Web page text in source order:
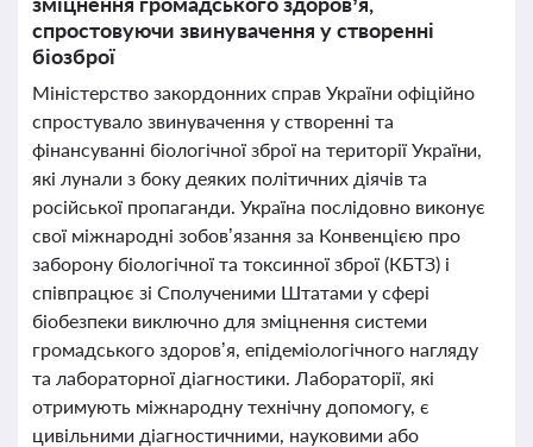
спростовуючи звинувачення у створенні
біозброї
Міністерство закордонних справ України офіційно
спростувало звинувачення у створенні та
фінансуванні біологічної зброї на території України,
які лунали з боку деяких політичних діячів та
російської пропаганди. Україна послідовно виконує
свої міжнародні зобов’язання за Конвенцією про
заборону біологічної та токсинної зброї (КБТЗ) і
співпрацює зі Сполученими Штатами у сфері
біобезпеки виключно для зміцнення системи
громадського здоров’я, епідеміологічного нагляду
та лабораторної діагностики. Лабораторії, які
отримують міжнародну технічну допомогу, є
цивільними діагностичними, науковими або